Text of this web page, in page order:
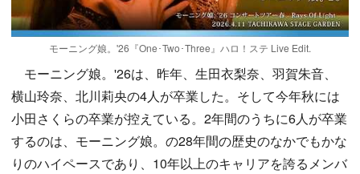
モーニング娘。'26『One･Two･Three』ハロ！ステ Live Edit.
モーニング娘。'26は、昨年、生田衣梨奈、羽賀朱音、
横山玲奈、北川莉央の4人が卒業した。そして今年秋には
小田さくらの卒業が控えている。2年間のうちに6人が卒業
するのは、モーニング娘。の28年間の歴史のなかでもかな
りのハイペースであり、10年以上のキャリアを誇るメンバ